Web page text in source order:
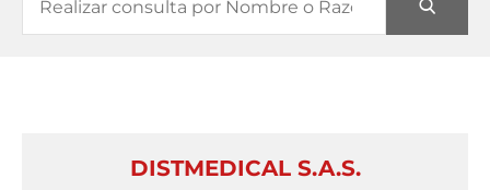
DISTMEDICAL S.A.S.